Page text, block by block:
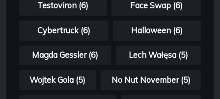
Testoviron (6) Face Swap (6)
Cybertruck (6) Halloween (6)
Magda Gessler (6) Lech Wałęsa (5)
Wojtek Gola (5) No Nut November (5)